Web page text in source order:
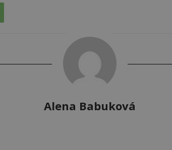
Alena Babuková